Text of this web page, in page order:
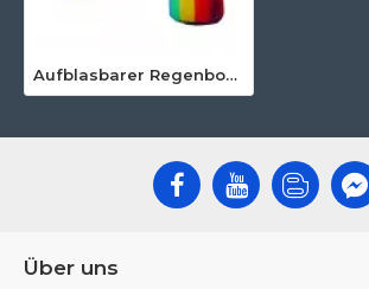
Aufblasbarer Regenbogenbogen
Über uns